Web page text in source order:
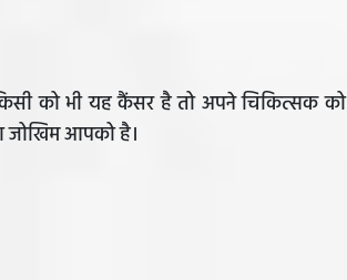
को भी यह कैंसर है तो अपने चिकित्सक को
जोखिम आपको है।